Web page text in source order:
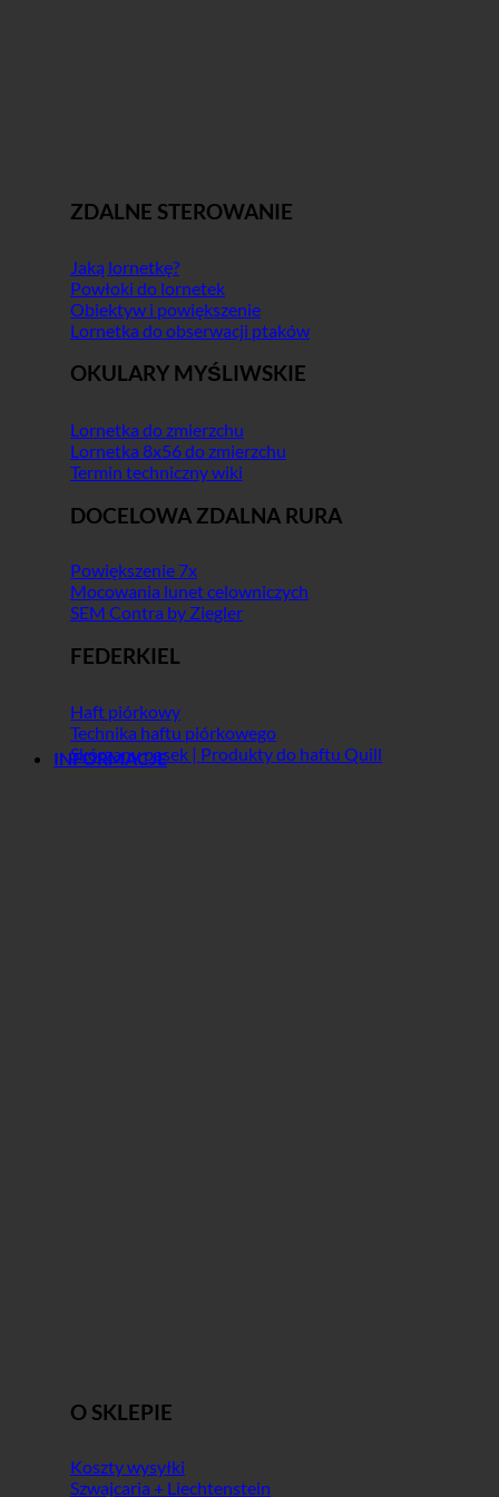
ZDALNE STEROWANIE
Jaką lornetkę?
Powłoki do lornetek
Obiektyw i powiększenie
Lornetka do obserwacji ptaków
OKULARY MYŚLIWSKIE
Lornetka do zmierzchu
Lornetka 8x56 do zmierzchu
Termin techniczny wiki
DOCELOWA ZDALNA RURA
Powiększenie 7x
Mocowania lunet celowniczych
SEM Contra by Ziegler
FEDERKIEL
Haft piórkowy
Technika haftu piórkowego
Skórzany pasek | Produkty do haftu Quill
INFORMACJE
O SKLEPIE
Koszty wysyłki
Szwajcaria + Liechtenstein